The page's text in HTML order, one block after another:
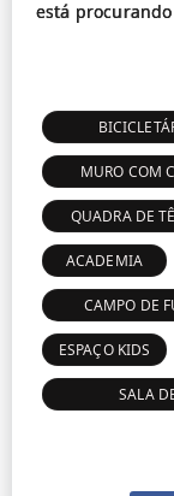
MURO COM
QUADRA DE
ACADEMIA
CAMPO DE
ESPAÇO KIDS
SALA